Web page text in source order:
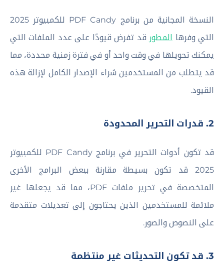
النسخة المجانية من برنامج PDF Candy للكمبيوتر 2025
التي وفرها المطور قد تفرض قيودًا على عدد الملفات التي
يمكنك تحويلها في وقت واحد أو في فترة زمنية محددة، مما
قد يتطلب من المستخدمين شراء الإصدار الكامل لإزالة هذه
القيود.
2. قدرات التحرير المحدودة
قد تكون أدوات التحرير في برنامج PDF Candy للكمبيوتر
2025 قد تكون بسيطة مقارنة ببعض البرامج الأخرى
المتخصصة في تحرير ملفات PDF، مما قد يجعلها غير
ملائمة للمستخدمين الذين يحتاجون إلى تعديلات متقدمة
على النصوص والصور.
3. قد تكون التحديثات غير منتظمة